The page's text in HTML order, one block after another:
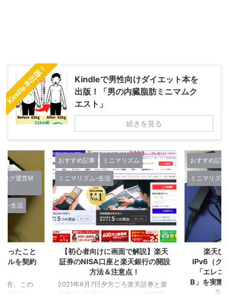
Kindle本出版！
Kindleで男性向けダイエット本を
出版！「男の内臓脂肪ミニマムク
エスト」
続きを見る
説】楽天
行の開設
証券と楽
らWEB申
おすすめ記事 ミニマリズム
ミニマリズム-生活
楽天ひかりの工事が完了！
IPv6（クロスパス）対応ルーター
「エレコムWMC-X1800GST-
B」を実際に楽天ひかりに接続して
みたスピード結果！
おすすめ記事
ミニマリズ
楽天ポイ
まってい
の僕が実
を作
2021年5月